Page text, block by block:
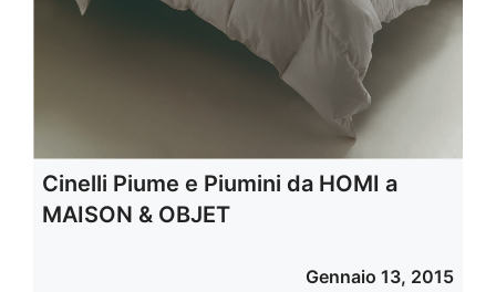
Cinelli Piume e Piumini da HOMI a
MAISON & OBJET
Gennaio 13, 2015